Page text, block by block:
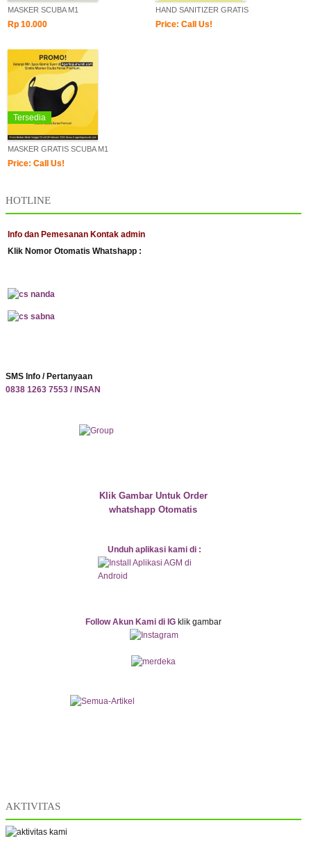
MASKER SCUBA M1
Rp 10.000
HAND SANITIZER GRATIS
Price: Call Us!
MASKER GRATIS SCUBA M1
Price: Call Us!
Tersedia
HOTLINE
Info dan Pemesanan Kontak admin
Klik Nomor Otomatis Whatshapp :
SMS Info / Pertanyaan
0838 1263 7553 / INSAN
Klik Gambar Untuk Order
whatshapp Otomatis
Unduh aplikasi kami di :
Follow Akun Kami di IGklik gambar
AKTIVITAS